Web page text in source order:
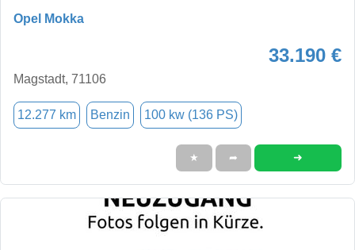
Opel Mokka
33.190 €
Magstadt, 71106
12.277 km Benzin 100 kw (136 PS)
★ ➦ ➜